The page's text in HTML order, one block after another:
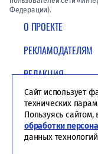
О ПРОЕКТЕ
РЕКЛАМОДАТЕЛЯМ
РЕДАКЦИЯ
ПОЛИТИКА
Федерации).
Сайт использует
технических
Пользуясь
обработки
данных